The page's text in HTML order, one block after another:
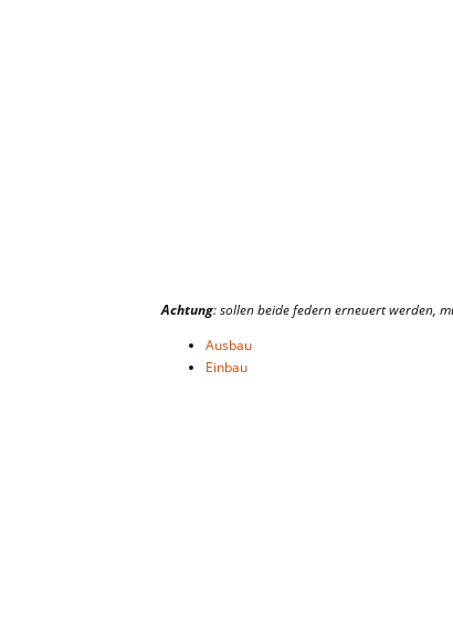
Achtung: sollen beide federn erneuert werden,
Ausbau
Einbau